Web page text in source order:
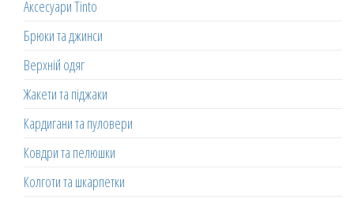
Аксесуари Tinto
Брюки та джинси
Верхній одяг
Жакети та піджаки
Кардигани та пуловери
Ковдри та пелюшки
Колготи та шкарпетки